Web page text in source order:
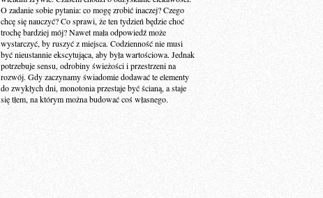
O zadanie sobie pytania: co mogę zrobić inaczej? Czego
chcę się nauczyć? Co sprawi, że ten tydzień będzie choć
trochę bardziej mój? Nawet mała odpowiedź może
wystarczyć, by ruszyć z miejsca. Codzienność nie musi
być nieustannie ekscytująca, aby była wartościowa. Jednak
potrzebuje sensu, odrobiny świeżości i przestrzeni na
rozwój. Gdy zaczynamy świadomie dodawać te elementy
do zwykłych dni, monotonia przestaje być ścianą, a staje
się tłem, na którym można budować coś własnego.